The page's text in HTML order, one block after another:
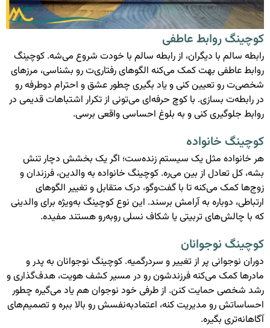
کوچینگ روابط عاطفی
رابطه سالم با دیگران، از رابطه سالم با خودت شروع می‌شه. کوچینگ
روابط عاطفی بهت کمک می‌کنه الگوهای رفتاری‌ت رو بشناسی، مرزهای
شخصی‌ت رو تعیین کنی و یاد بگیری چطور عشق و احترام دوطرفه رو
در رابطه‌ت بسازی. با کوچ حرفه‌ای می‌تونی از تکرار اشتباهات قدیمی در
روابط جلوگیری کنی و به بلوغ احساسی واقعی برسی.
کوچینگ خانواده
هر خانواده مثل یک سیستم زنده‌ست؛ اگر یک بخشش دچار تنش
بشه، کل تعادل از بین می‌ره. کوچینگ خانواده به والدین، فرزندان و
زوج‌ها کمک می‌کنه تا با گفت‌وگو، درک متقابل و تغییر الگوهای
ارتباطی، دوباره به آرامش برسند. این نوع کوچینگ به‌ویژه برای والدینی
که با چالش‌های تربیتی یا شکاف نسلی روبه‌رو هستند مفیده.
کوچینگ نوجوانان
دوران نوجوانی پر از تغییر و سردرگمیه. کوچینگ نوجوانان به پدر و
مادرها کمک می‌کنه فرزندشون رو در مسیر کشف هویت، هدف‌گذاری و
رشد شخصی حمایت کنن. از طرفی خود نوجوان هم یاد می‌گیره چطور
احساساتش رو مدیریت کنه، اعتمادبه‌نفسش رو بالا ببره و تصمیم‌های
آگاهانه‌تری بگیره.